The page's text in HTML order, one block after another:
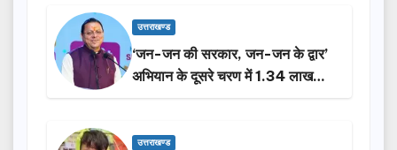
उत्तराखण्ड
‘जन-जन की सरकार, जन-जन के द्वार’
अभियान के दूसरे चरण में 1.34 लाख
लोगों की भागीदारी…
उत्तराखण्ड